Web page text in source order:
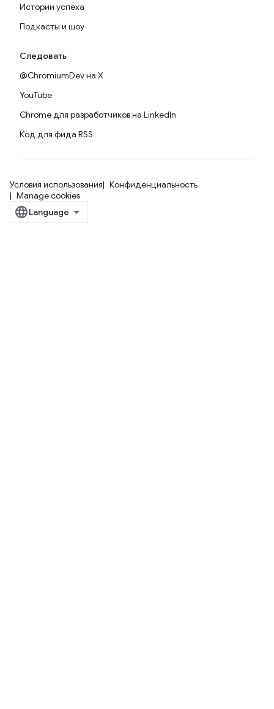
Истории успеха
Подкасты и шоу
Следовать
@ChromiumDev на X
YouTube
Chrome для разработчиков на LinkedIn
Код для фида RSS
Условия использования
Конфиденциальность
Manage cookies